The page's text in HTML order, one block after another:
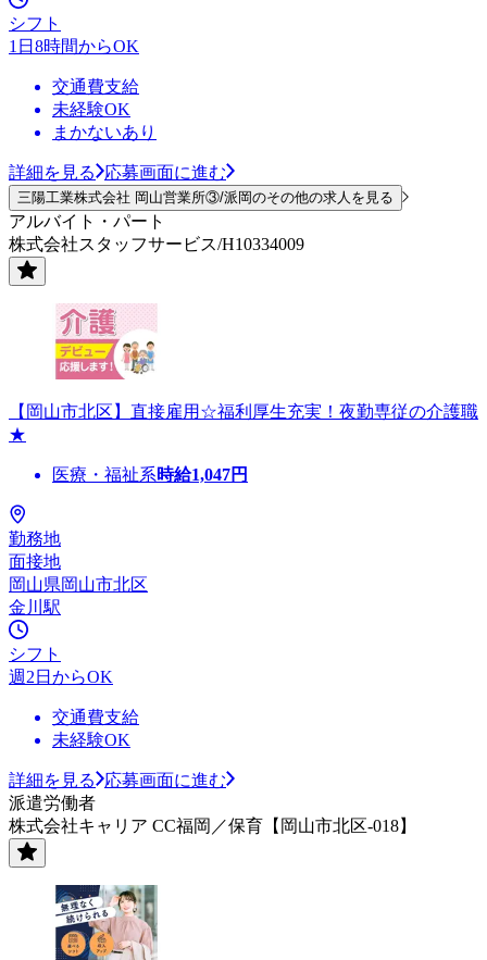
シフト
1日8時間からOK
交通費支給
未経験OK
まかないあり
詳細を見る 応募画面に進む
三陽工業株式会社 岡山営業所③/派岡のその他の求人を見る
アルバイト・パート
株式会社スタッフサービス/H10334009
【岡山市北区】直接雇用☆福利厚生充実！夜勤専従の介護職
★
医療・福祉系時給1,047円
勤務地
面接地
岡山県岡山市北区
金川駅
シフト
週2日からOK
交通費支給
未経験OK
詳細を見る
応募画面に進む
派遣労働者
株式会社キャリア CC福岡／保育【岡山市北区-018】